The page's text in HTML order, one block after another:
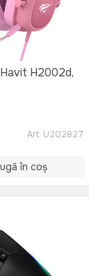
H2002d,
Art: U202827
în coș